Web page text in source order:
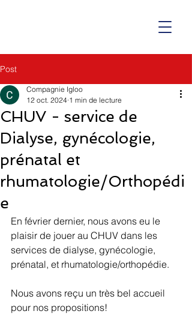
Post
CHUV - service de
Dialyse, gynécologie,
prénatal et
rhumatologie/Orthopédi
e
Compagnie Igloo
12 oct. 2024 1 min de lecture
En février dernier, nous avons eu le
plaisir de jouer au CHUV dans les
services de dialyse, gynécologie,
prénatal, et rhumatologie/orthopédie.
Nous avons reçu un très bel accueil
pour nos propositions!